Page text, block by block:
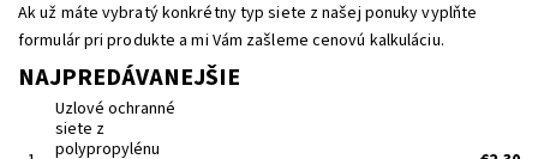
Ak už máte vybratý konkrétny typ siete z našej ponuky vyplňte
formulár pri produkte a mi Vám zašleme cenovú kalkuláciu.
NAJPREDÁVANEJŠIE
Uzlové ochranné
siete z
polypropylénu